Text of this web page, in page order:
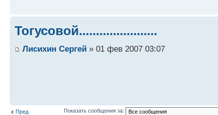
Тогусовой.......................
Лисихин Сергей » 01 фев 2007 03:07
Пред. Показать сообщения за: